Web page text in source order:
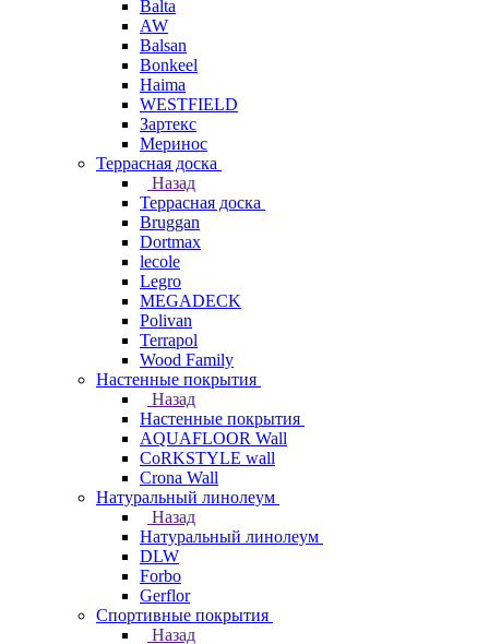
Balta
AW
Balsan
Bonkeel
Haima
WESTFIELD
Зартекс
Меринос
Террасная доска
Назад
Террасная доска
Bruggan
Dortmax
lecole
Legro
MEGADECK
Polivan
Terrapol
Wood Family
Настенные покрытия
Назад
Настенные покрытия
AQUAFLOOR Wall
CoRKSTYLE wall
Crona Wall
Натуральный линолеум
Назад
Натуральный линолеум
DLW
Forbo
Gerflor
Спортивные покрытия
Назад